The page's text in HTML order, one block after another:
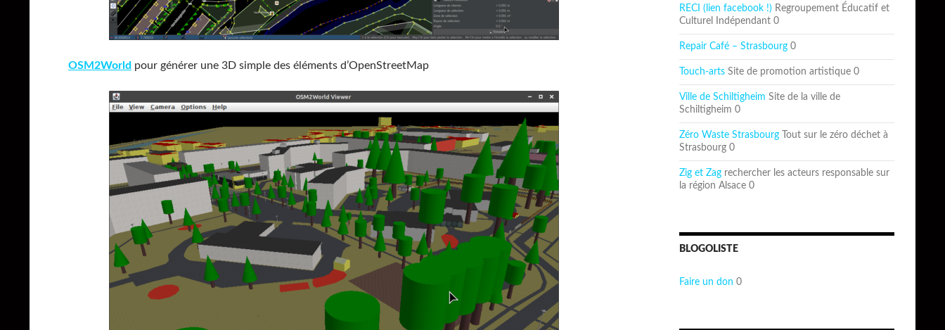
OSM2World pour générer une 3D simple des éléments d’OpenStreetMap
RECI (lien facebook !) Regroupement Éducatif et
Culturel Indépendant 0
Repair Café – Strasbourg 0
Touch-arts Site de promotion artistique 0
Ville de Schiltigheim Site de la ville de
Schiltigheim 0
Zéro Waste Strasbourg Tout sur le zéro déchet à
Strasbourg 0
Zig et Zag rechercher les acteurs responsable sur
la région Alsace 0
BLOGOLISTE
Faire un don 0